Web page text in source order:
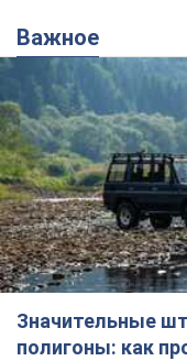
Важное
Значительные
полигоны: как